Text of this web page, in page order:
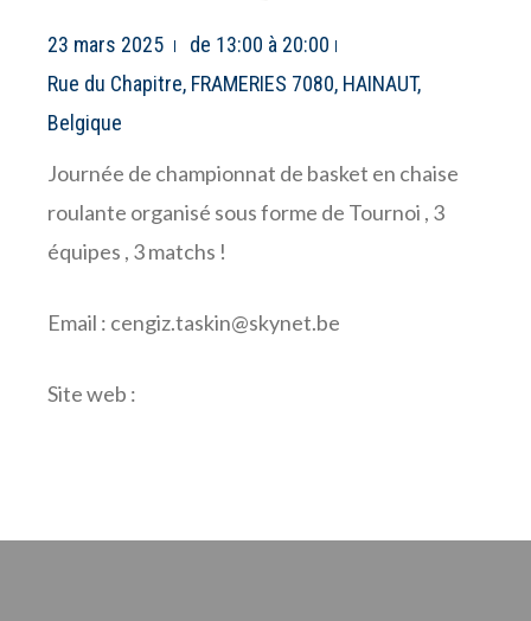
23 mars 2025
de 13:00 à 20:00
Rue du Chapitre, FRAMERIES 7080, HAINAUT,
Belgique
Journée de championnat de basket en chaise
roulante organisé sous forme de Tournoi , 3
équipes , 3 matchs !
Email : cengiz.taskin@skynet.be
Site web :